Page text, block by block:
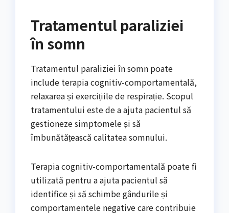
Tratamentul paraliziei
în somn
Tratamentul paraliziei în somn poate
include terapia cognitiv-comportamentală,
relaxarea și exercițiile de respirație. Scopul
tratamentului este de a ajuta pacientul să
gestioneze simptomele și să
îmbunătățească calitatea somnului.
Terapia cognitiv-comportamentală poate fi
utilizată pentru a ajuta pacientul să
identifice și să schimbe gândurile și
comportamentele negative care contribuie